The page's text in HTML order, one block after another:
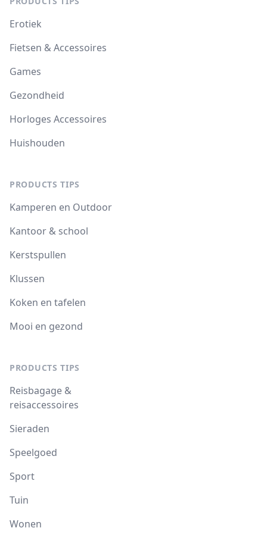
Erotiek
Fietsen & Accessoires
Games
Gezondheid
Horloges Accessoires
Huishouden
PRODUCTS TIPS
Kamperen en Outdoor
Kantoor & school
Kerstspullen
Klussen
Koken en tafelen
Mooi en gezond
PRODUCTS TIPS
Reisbagage &
reisaccessoires
Sieraden
Speelgoed
Sport
Tuin
Wonen